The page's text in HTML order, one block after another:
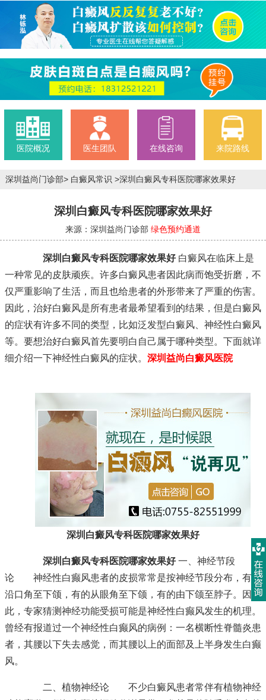
医院概况 医生团队 在线咨询 来院路线
深圳益尚门诊部>白癜风常识 >深圳白癜风专科医院哪家效果好
深圳白癜风专科医院哪家效果好
来源：深圳益尚门诊部 绿色预约通道
深圳白癜风专科医院哪家效果好白癜风在临床上是
一种常见的皮肤顽疾。许多白癜风患者因此病而饱受折磨，不
仅严重影响了生活，而且也给患者的外形带来了严重的伤害。
因此，治好白癜风是所有患者最希望看到的结果，但是白癜风
的症状有许多不同的类型，比如泛发型白癜风、神经性白癜风
等。要想治好白癜风首先要明白自己属于哪种类型。下面就详
细介绍一下神经性白癜风的症状。 深圳益尚白癜风医院
深圳白癜风专科医院哪家效果好
深圳白癜风专科医院哪家效果好一、神经节段
论 神经性白癫风患者的皮损常常是按神经节段分布，有的
沿口角至下颌，有的从眼角至下颌，有的由下颌至脖子。因
此，专家猜测神经功能受损可能是神经性白癫风发生的机理。
曾经有报道过一个神经性白癫风的病例：一名横断性脊髓炎患
者，其腰以下失去感觉，而其腰以上的面部及上半身发生白癫
风。
二、植物神经论 不少白癜风患者常伴有植物神经